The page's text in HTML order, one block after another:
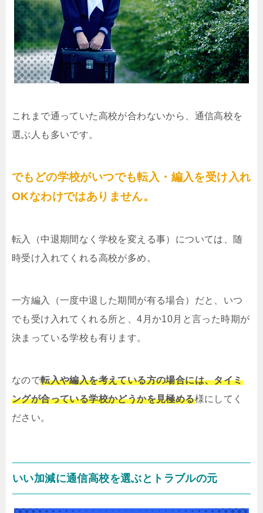
これまで通っていた高校が合わないから、通信高校を
選ぶ人も多いです。
でもどの学校がいつでも転入・編入を受け入れ
OKなわけではありません。
転入（中退期間なく学校を変える事）については、随
時受け入れてくれる高校が多め。
一方編入（一度中退した期間が有る場合）だと、いつ
でも受け入れてくれる所と、4月か10月と言った時期が
決まっている学校も有ります。
なので転入や編入を考えている方の場合には、タイミ
ングが合っている学校かどうかを見極める様にしてく
ださい。
いい加減に通信高校を選ぶとトラブルの元